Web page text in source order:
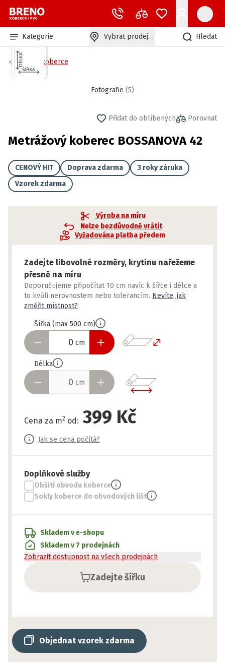
Kategorie Vybrat prodejnu Hledat
Bytové koberce
Fotografie (5)
Přidat do oblíbených Porovnat
Metrážový koberec BOSSANOVA 42
CENOVÝ HIT Doprava zdarma
3 roky záruka
Vzorek zdarma
Výroba na míru
Nelze bezdůvodně vrátit
Vyžadována platba předem
Zadejte libovolné rozměry, krytinu nařežeme
přesně na míru
Doporučujeme připočítat 10 cm navíc k šířce i délce a
to kvůli nerovnostem nebo tolerancím. Nevíte, jak
změřit místnost?
Šířka (max 500 cm)
cm
Délka
cm
Cena za m2 od: 399 Kč
Jak se cena počítá?
Doplňkové služby
Obšití obvodu koberce
Sokly koberce do obvodových lišt
Zadejte šířku
Skladem v e-shopu
Skladem v 7 prodejnách
Zobrazit dostupnost na všech prodejnách
Objednat vzorek zdarma